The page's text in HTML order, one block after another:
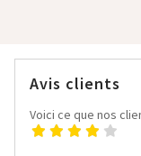
Avis clients
Voici ce que nos